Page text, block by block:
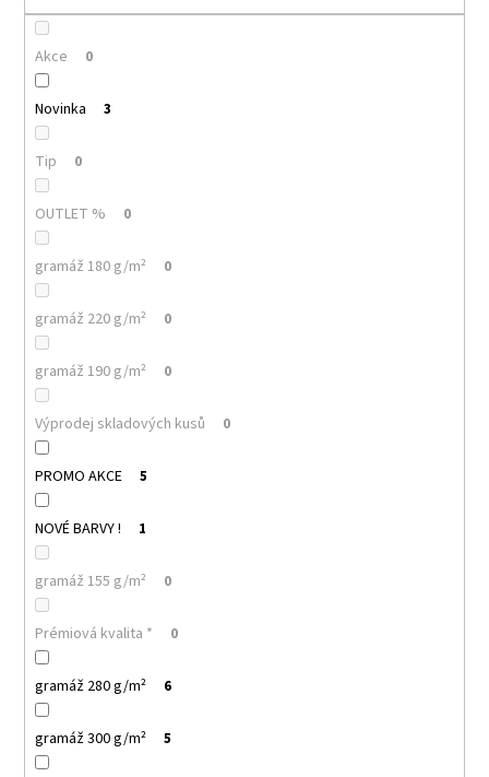
Akce 0
Novinka 3
Tip 0
OUTLET % 0
gramáž 180 g/m² 0
gramáž 220 g/m² 0
gramáž 190 g/m² 0
Výprodej skladových kusů 0
PROMO AKCE 5
NOVÉ BARVY ! 1
gramáž 155 g/m² 0
Prémiová kvalita * 0
gramáž 280 g/m² 6
gramáž 300 g/m² 5
m
MALFINI
HEAVY
NEW
137
PRÉMIOVÉ
UNISEX
TRIČKO,
200
G,
100%
BAVLNA,
NEJVYŠŠÍ
GRAMÁŽ
KVALITA
MALFINI
117
Kč